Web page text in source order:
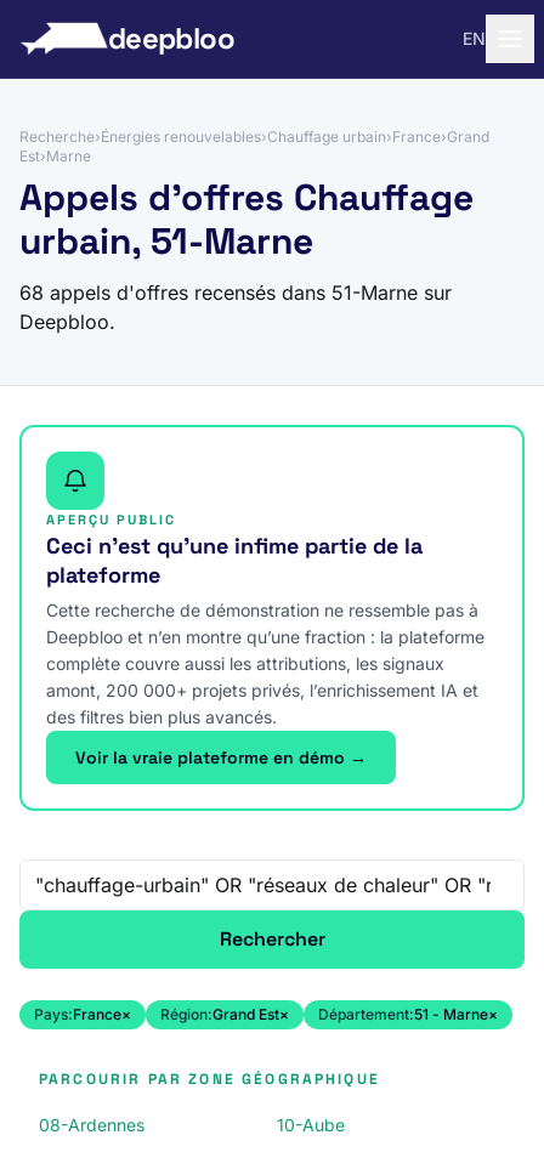
deepbloo EN
Recherche›Énergies renouvelables›Chauffage urbain›France›Grand
Est›Marne
Appels d'offres Chauffage
urbain, 51-Marne
68 appels d'offres recensés dans 51-Marne sur
Deepbloo.
APERÇU PUBLIC
Ceci n’est qu’une infime partie de la
plateforme
Cette recherche de démonstration ne ressemble pas à
Deepbloo et n’en montre qu’une fraction : la plateforme
complète couvre aussi les attributions, les signaux
amont, 200 000+ projets privés, l’enrichissement IA et
des filtres bien plus avancés.
Voir la vraie plateforme en démo →
Recherche libre
Rechercher
Pays:France× Région:Grand Est× Département:51 - Marne×
PARCOURIR PAR ZONE GÉOGRAPHIQUE
08-Ardennes
10-Aube